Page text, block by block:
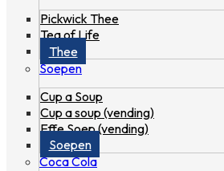
Pickwick Thee
Tea of Life
Thee
Soepen
Cup a Soup
Cup a soup (vending)
Effe Soep (vending)
Soepen
Coca Cola